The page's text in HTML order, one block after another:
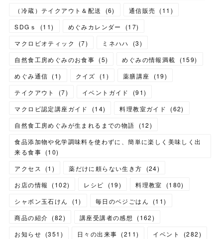
（冷蔵）テイクアウト＆配送
(6) 通信販売 (11 )
SDGｓ
(11) めぐみカレンダー (17)
マクロビオティック
(7) ミネハハ (3)
自然食工房めぐみのお食事 (5) めぐみの情報満載 (159)
めぐみ通信 (1) クイズ (1 ) 薬膳講座 (19)
テイクアウト
(7) イベントガイド (91)
マクロビ認定講座ガイド
(14) 料理教室ガイド (62)
自然食工房めぐみが生まれるまでの物語
(12)
食品添加物や化学調味料を使わずに、簡単に楽しく美味しく出
来る食事 (10)
アクセス
(1 ) 薬だけに頼らない生き方 (24)
お店の情報
(102) レシピ (19) 料理教室 (180)
シャボン玉石けん
(1) 毎日のベジごはん (11)
商品の紹介 (82) 講座受講者の感想 (162)
お知らせ (351 ) 日々の出来事 (211) イベント (282)